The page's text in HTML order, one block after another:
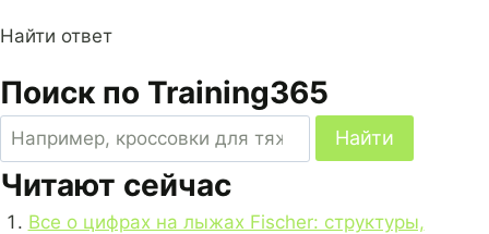
Найти ответ
Поиск по Training365
Поиск
по
сайту
Найти
Читают сейчас
Все о цифрах на лыжах Fischer: структуры,